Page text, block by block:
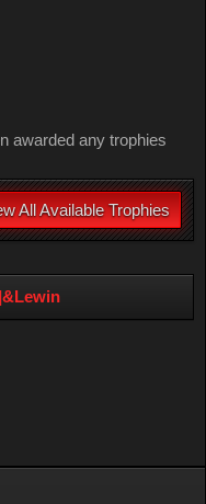
awarded any trophies
All Available Trophies